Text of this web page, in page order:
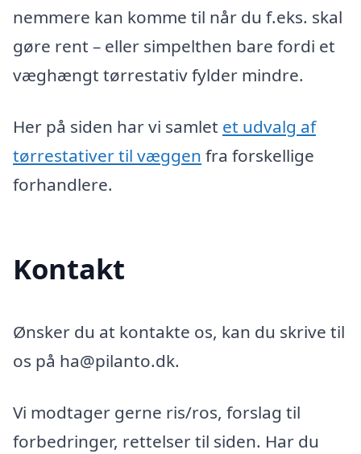
nemmere kan komme til når du f.eks. skal
gøre rent – eller simpelthen bare fordi et
væghængt tørrestativ fylder mindre.
Her på siden har vi samlet et udvalg af
tørrestativer til væggen fra forskellige
forhandlere.
Kontakt
Ønsker du at kontakte os, kan du skrive til
os på ha@pilanto.dk.
Vi modtager gerne ris/ros, forslag til
forbedringer, rettelser til siden. Har du